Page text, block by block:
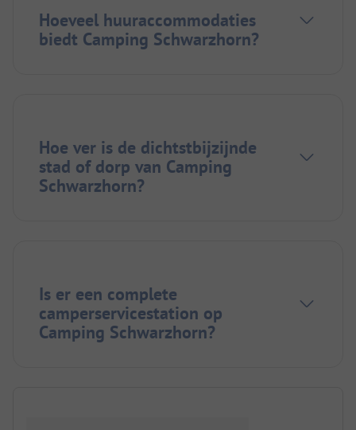
Hoeveel huuraccommodaties
biedt Camping Schwarzhorn?
Hoe ver is de dichtstbijzijnde
stad of dorp van Camping
Schwarzhorn?
Is er een complete
camperservicestation op
Camping Schwarzhorn?